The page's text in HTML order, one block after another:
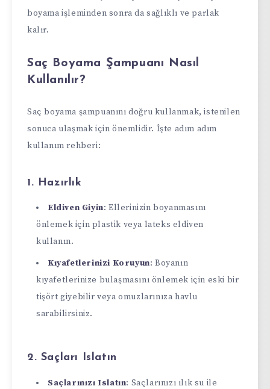
boyama işleminden sonra da sağlıklı ve parlak
kalır.
Saç Boyama Şampuanı Nasıl
Kullanılır?
Saç boyama şampuanını doğru kullanmak, istenilen
sonuca ulaşmak için önemlidir. İşte adım adım
kullanım rehberi:
1. Hazırlık
Eldiven Giyin: Ellerinizin boyanmasını
önlemek için plastik veya lateks eldiven
kullanın.
Kıyafetlerinizi Koruyun: Boyanın
kıyafetlerinize bulaşmasını önlemek için eski bir
tişört giyebilir veya omuzlarınıza havlu
sarabilirsiniz.
2. Saçları Islatın
Saçlarınızı Islatın: Saçlarınızı ılık su ile